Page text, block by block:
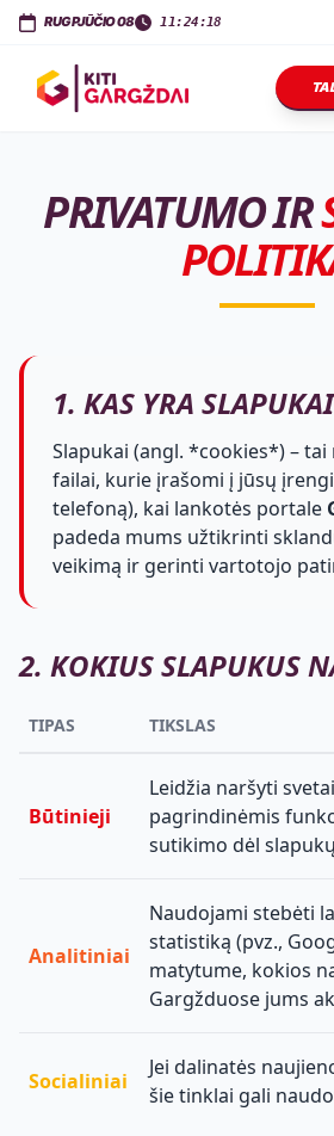
KITI GARGŽDAI Dariaus ir Girėno g. 11
RUGPJŪČIO 08 11:24:18
PRIVATUMO IR
1. KAS YRA
Slapukai (angl. *cookies*) –
failai, kurie įrašomi į jūsų
telefoną), kai lankotės portale
padeda mums užtikrinti
veikimą ir gerinti vartotojo
2. KOKIUS SLAPUKUS
TIPAS TIKSLAS
Būtinieji
Leidžia naršyti
pagrindinėmis
sutikimo dėl
Analitiniai
Naudojami stebėti
statistiką (pvz.,
matytume, kokios
Gargžduose jums
Socialiniai
Jei dalinatės
šie tinklai gali